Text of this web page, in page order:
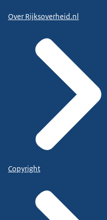
Over Rijksoverheid.nl
Copyright